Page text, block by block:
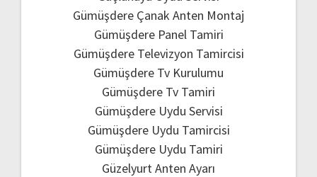
Gümüşdere Çanak Anten Montaj
Gümüşdere Panel Tamiri
Gümüşdere Televizyon Tamircisi
Gümüşdere Tv Kurulumu
Gümüşdere Tv Tamiri
Gümüşdere Uydu Servisi
Gümüşdere Uydu Tamircisi
Gümüşdere Uydu Tamiri
Güzelyurt Anten Ayarı